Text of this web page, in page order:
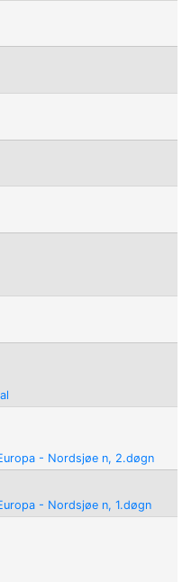
- Nordsjøe n, 2.døgn
- Nordsjøe n, 1.døgn